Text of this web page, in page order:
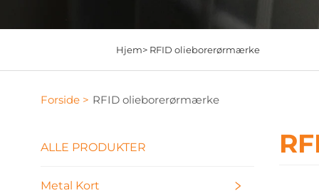
Hjem> RFID olieborerørmærke
Forside > RFID olieborerørmærke
ALLE PRODUKTER
Metal Kort